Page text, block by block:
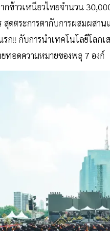
ข้าวเหนียวไทยจำนวน
สุดตระการตากับการผสมผส
รก!! กับการนำเทคโนโลยีโล
ทอดความหมายของพลุ 7 องก์